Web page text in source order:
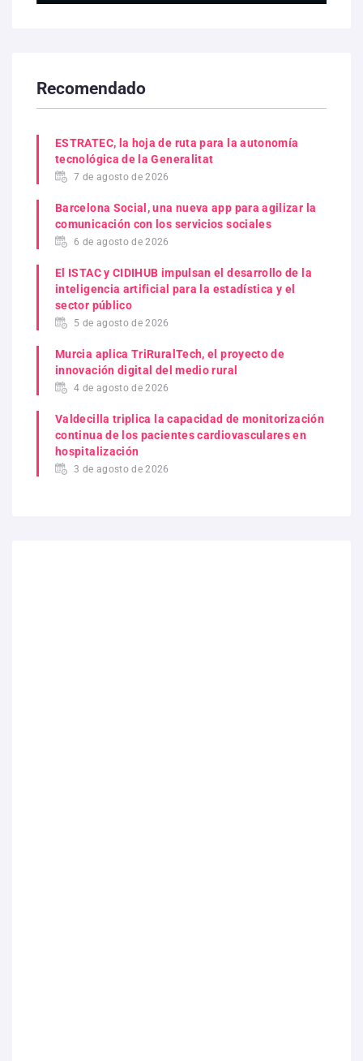
Recomendado
ESTRATEC, la hoja de ruta para la autonomía
tecnológica de la Generalitat
7 de agosto de 2026
Barcelona Social, una nueva app para agilizar la
comunicación con los servicios sociales
6 de agosto de 2026
El ISTAC y CIDIHUB impulsan el desarrollo de la
inteligencia artificial para la estadística y el
sector público
5 de agosto de 2026
Murcia aplica TriRuralTech, el proyecto de
innovación digital del medio rural
4 de agosto de 2026
Valdecilla triplica la capacidad de monitorización
continua de los pacientes cardiovasculares en
hospitalización
3 de agosto de 2026